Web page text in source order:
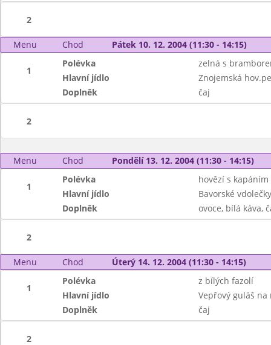
2
Menu Chod Pátek 10. 12. 2004 (11:30 - 14:15)
1
Polévka
zelná s
Hlavní jídlo
Znojemská
Doplněk
čaj
2
Menu Chod Pondělí 13. 12. 2004 (11:30 - 14:15)
1
Polévka
hovězí s kapáním
Hlavní jídlo
Bavorské
Doplněk
ovoce, bílá káva,
2
Menu Chod Úterý 14. 12. 2004 (11:30 - 14:15)
1
Polévka
z bílých fazolí
Hlavní jídlo
Vepřový guláš na
Doplněk
čaj
2